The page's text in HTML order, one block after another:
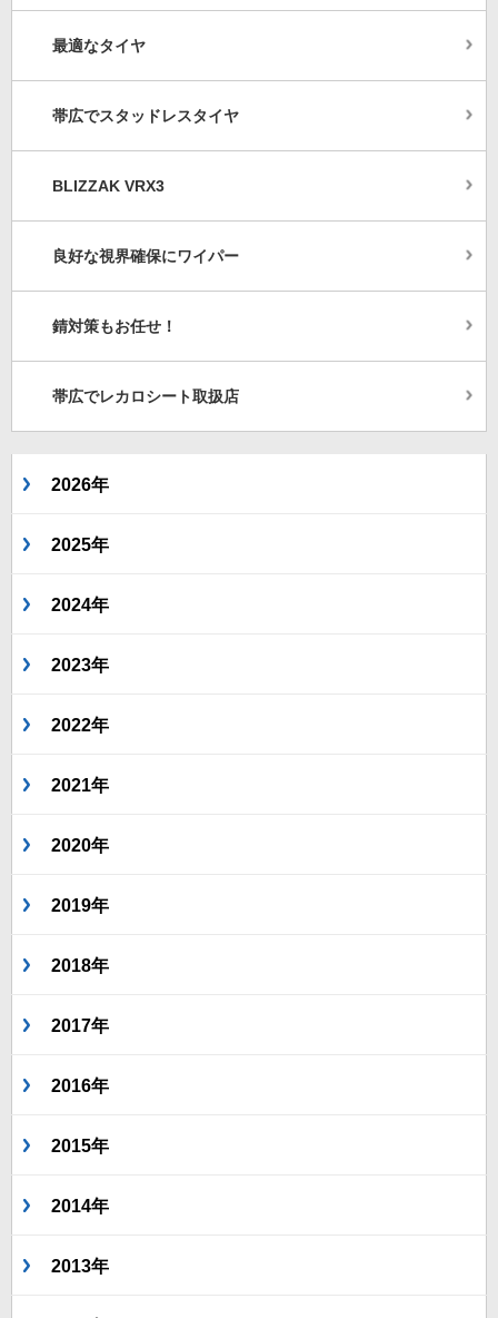
最適なタイヤ
帯広でスタッドレスタイヤ
BLIZZAK VRX3
良好な視界確保にワイパー
錆対策もお任せ！
帯広でレカロシート取扱店
2026年
2025年
2024年
2023年
2022年
2021年
2020年
2019年
2018年
2017年
2016年
2015年
2014年
2013年